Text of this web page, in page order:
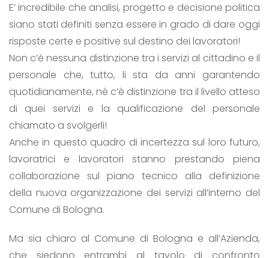
E’ incredibile che analisi, progetto e decisione politica
siano stati definiti senza essere in grado di dare oggi
risposte certe e positive sul destino dei lavoratori!
Non c’è nessuna distinzione tra i servizi al cittadino e il
personale che, tutto, li sta da anni garantendo
quotidianamente, né c’è distinzione tra il livello atteso
di quei servizi e la qualificazione del personale
chiamato a svolgerli!
Anche in questo quadro di incertezza sul loro futuro,
lavoratrici e lavoratori stanno prestando piena
collaborazione sul piano tecnico alla definizione
della nuova organizzazione dei servizi all’interno del
Comune di Bologna.
Ma sia chiaro al Comune di Bologna e all’Azienda,